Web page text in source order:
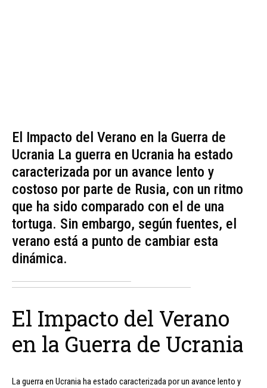
El Impacto del Verano en la Guerra de
Ucrania La guerra en Ucrania ha estado
caracterizada por un avance lento y
costoso por parte de Rusia, con un ritmo
que ha sido comparado con el de una
tortuga. Sin embargo, según fuentes, el
verano está a punto de cambiar esta
dinámica.
El Impacto del Verano
en la Guerra de Ucrania
La guerra en Ucrania ha estado caracterizada por un avance lento y